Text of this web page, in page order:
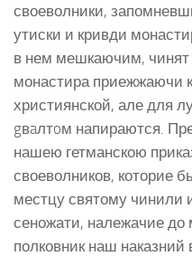
своеволники,
утиски и кривди
в нем мешкаючим, чинят
монастира приежжаючи
християнской, але для
gвaлтoм напираются.
нашею гетманскою
своеволников, которие
местцу святому чинили
сеножати, належачие до
полковник наш